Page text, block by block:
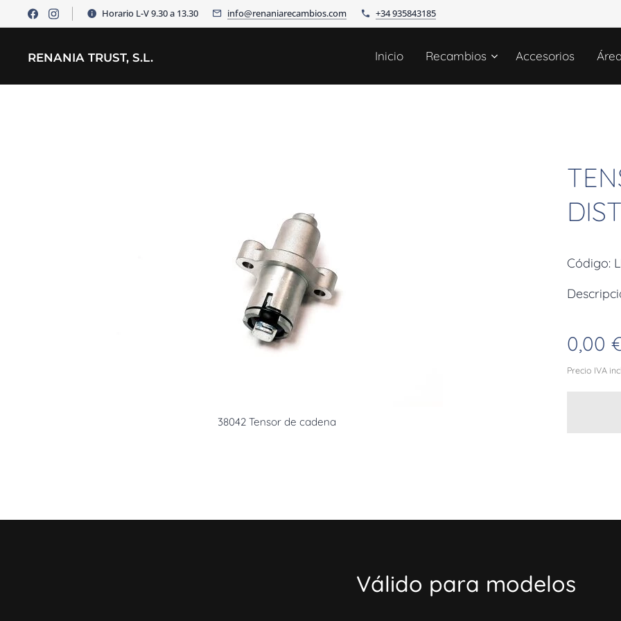
Horario L-V 9.30 a 13.30 info@renaniarecambios.com +34 935843185
RENANIA TRUST, S.L. Inicio Recambios Accesorios
38042 Tensor de cadena
Código:
0,00
Precio IVA
Válido para modelos